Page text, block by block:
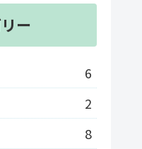
ー
6
2
8